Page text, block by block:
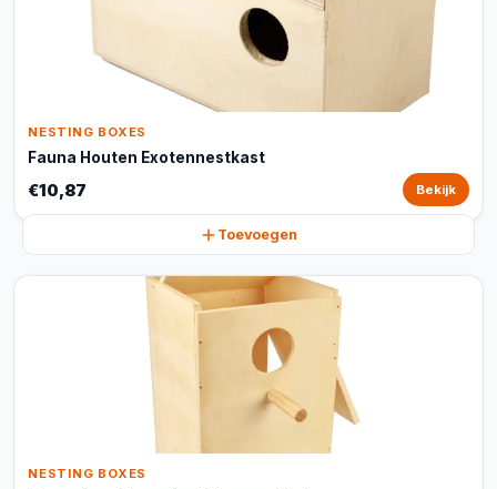
NESTING BOXES
Fauna Houten Exotennestkast
€10,87 Bekijk
Toevoegen
NESTING BOXES